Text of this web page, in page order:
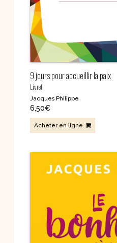
9 jours pour accueillir la paix
Livret
Jacques Philippe
6,50€
Acheter en ligne